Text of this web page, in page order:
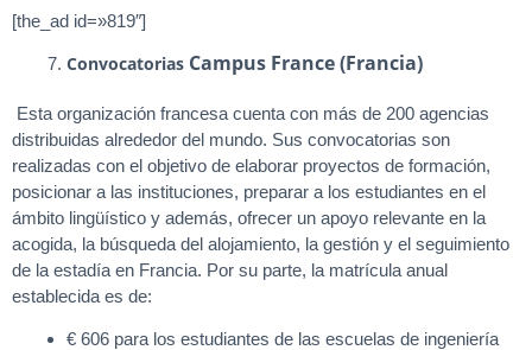
[the_ad id=»819″]
Convocatorias Campus France (Francia)
Esta organización francesa cuenta con más de 200 agencias
distribuidas alrededor del mundo. Sus convocatorias son
realizadas con el objetivo de elaborar proyectos de formación,
posicionar a las instituciones, preparar a los estudiantes en el
ámbito lingüístico y además, ofrecer un apoyo relevante en la
acogida, la búsqueda del alojamiento, la gestión y el seguimiento
de la estadía en Francia. Por su parte, la matrícula anual
establecida es de:
€ 606 para los estudiantes de las escuelas de ingeniería